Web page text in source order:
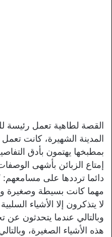
القصة لطاهية تعمل رئيسة
المدينة الشهيرة، كانت
بمطبخها يهتمون بأدق
إمتاع الزبائن بأشهى
دائما ترددها على مسامعهم:
مهما كانت بسيطة وصغيرة
لا يتذكرون إلا الأشياء
وبالتالي عندما يتحدثون عن
هذه الأشياء الصغيرة،